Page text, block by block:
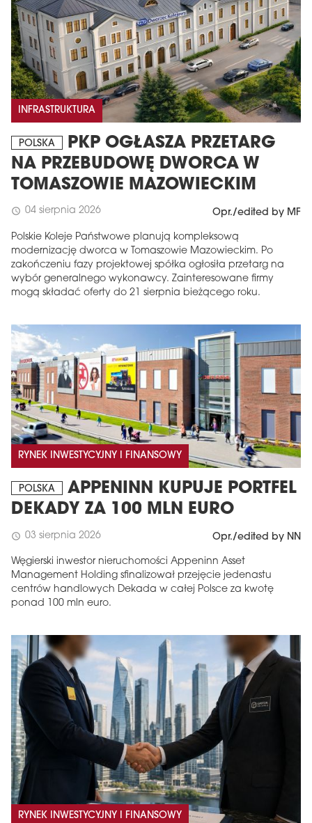
INFRASTRUKTURA
POLSKA
PKP OGŁASZA PRZETARG
NA PRZEBUDOWĘ DWORCA W
TOMASZOWIE MAZOWIECKIM
schedule 04 sierpnia 2026 Opr./edited by MF
Polskie Koleje Państwowe planują kompleksową
modernizację dworca w Tomaszowie Mazowieckim. Po
zakończeniu fazy projektowej spółka ogłosiła przetarg na
wybór generalnego wykonawcy. Zainteresowane firmy
mogą składać oferty do 21 sierpnia bieżącego roku.
RYNEK INWESTYCYJNY I FINANSOWY
POLSKA
APPENINN KUPUJE PORTFEL
DEKADY ZA 100 MLN EURO
schedule 03 sierpnia 2026 Opr./edited by NN
Węgierski inwestor nieruchomości Appeninn Asset
Management Holding sfinalizował przejęcie jedenastu
centrów handlowych Dekada w całej Polsce za kwotę
ponad 100 mln euro.
RYNEK INWESTYCYJNY I FINANSOWY